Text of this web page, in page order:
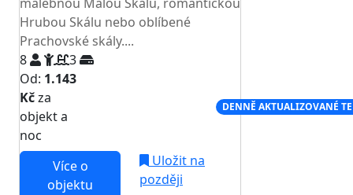
Hrubou Skálu nebo oblíbené
Prachovské skály....
8
3
Od: 1.143
Kčza
objekt a
noc
DENNĚ AKTUALIZOVANÉ
Více o
objektu
Uložit na
později